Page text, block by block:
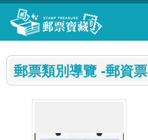
跳到主要內容區塊
郵票類別導覽 -郵資票